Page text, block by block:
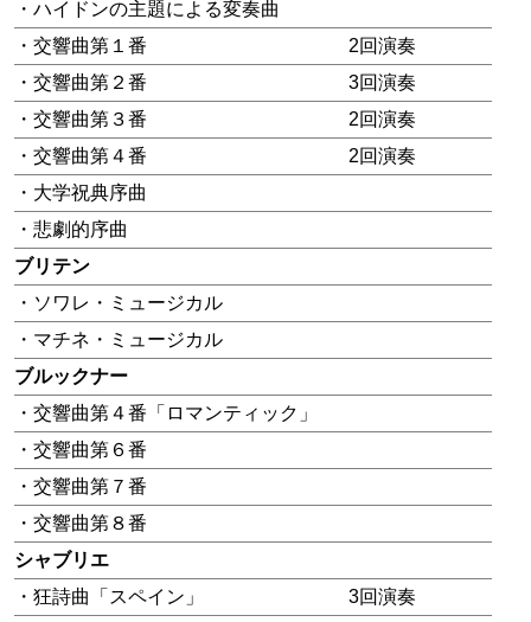
・ハイドンの主題による変奏曲
・交響曲第１番
2回演奏
・交響曲第２番
3回演奏
・交響曲第３番
2回演奏
・交響曲第４番
2回演奏
・大学祝典序曲
・悲劇的序曲
ブリテン
・ソワレ・ミュージカル
・マチネ・ミュージカル
ブルックナー
・交響曲第４番「ロマンティック」
・交響曲第６番
・交響曲第７番
・交響曲第８番
シャブリエ
・狂詩曲「スペイン」
3回演奏